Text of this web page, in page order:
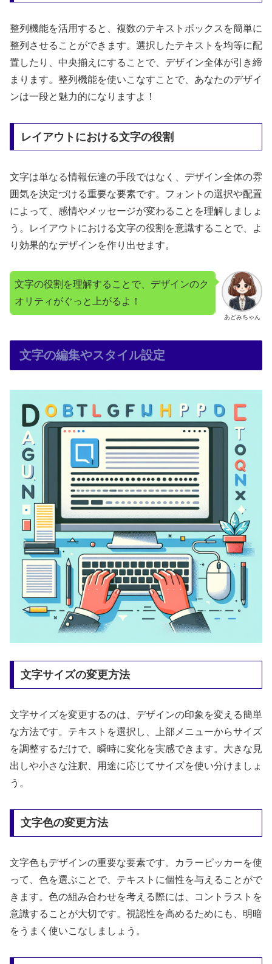
整列機能を活用すると、複数のテキストボックスを簡単に
整列させることができます。選択したテキストを均等に配
置したり、中央揃えにすることで、デザイン全体が引き締
まります。整列機能を使いこなすことで、あなたのデザイ
ンは一段と魅力的になりますよ！
レイアウトにおける文字の役割
文字は単なる情報伝達の手段ではなく、デザイン全体の雰
囲気を決定づける重要な要素です。フォントの選択や配置
によって、感情やメッセージが変わることを理解しましょ
う。レイアウトにおける文字の役割を意識することで、よ
り効果的なデザインを作り出せます。
あどみちゃん
文字の役割を理解することで、デザインのク
オリティがぐっと上がるよ！
文字の編集やスタイル設定
文字サイズの変更方法
文字サイズを変更するのは、デザインの印象を変える簡単
な方法です。テキストを選択し、上部メニューからサイズ
を調整するだけで、瞬時に変化を実感できます。大きな見
出しや小さな注釈、用途に応じてサイズを使い分けましょ
う。
文字色の変更方法
文字色もデザインの重要な要素です。カラーピッカーを使
って、色を選ぶことで、テキストに個性を与えることがで
きます。色の組み合わせを考える際には、コントラストを
意識することが大切です。視認性を高めるためにも、明暗
をうまく使いこなしましょう。